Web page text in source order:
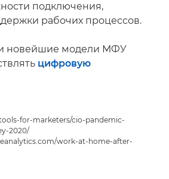
подключения,
рабочих процессов.
новейшие модели МФУ
цифровую
for-marketers/cio-pandemic-
2020/
work-at-home-after-